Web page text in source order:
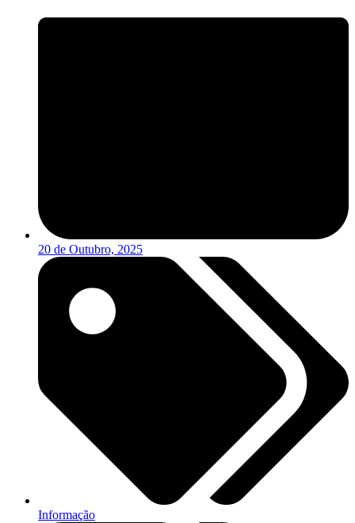
20 de Outubro, 2025
Informação